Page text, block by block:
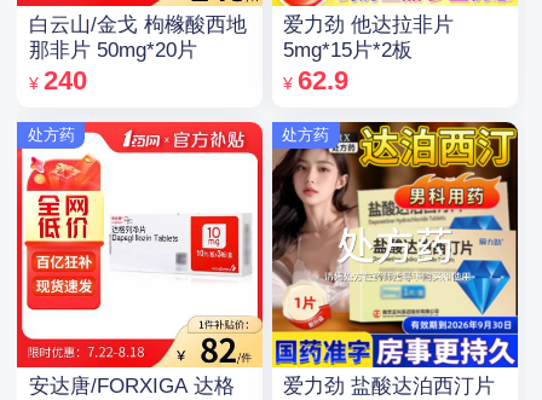
白云山/金戈 枸橼酸西地
那非片 50mg*20片
¥ 240
处方药
安达唐/FORXIGA 达格
爱力劲 他达拉非片
5mg*15片*2板
¥ 62.9
处方药
爱力劲 盐酸达泊西汀片